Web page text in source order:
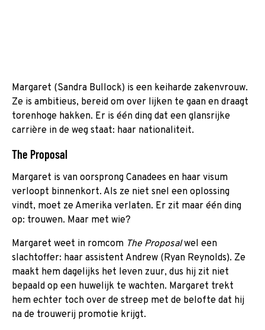
Margaret (Sandra Bullock) is een keiharde zakenvrouw.
Ze is ambitieus, bereid om over lijken te gaan en draagt
torenhoge hakken. Er is één ding dat een glansrijke
carrière in de weg staat: haar nationaliteit.
The Proposal
Margaret is van oorsprong Canadees en haar visum
verloopt binnenkort. Als ze niet snel een oplossing
vindt, moet ze Amerika verlaten. Er zit maar één ding
op: trouwen. Maar met wie?
Margaret weet in romcom The Proposalwel een
slachtoffer: haar assistent Andrew (Ryan Reynolds). Ze
maakt hem dagelijks het leven zuur, dus hij zit niet
bepaald op een huwelijk te wachten. Margaret trekt
hem echter toch over de streep met de belofte dat hij
na de trouwerij promotie krijgt.